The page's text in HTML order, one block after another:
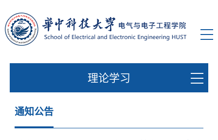
理论学习
通知公告